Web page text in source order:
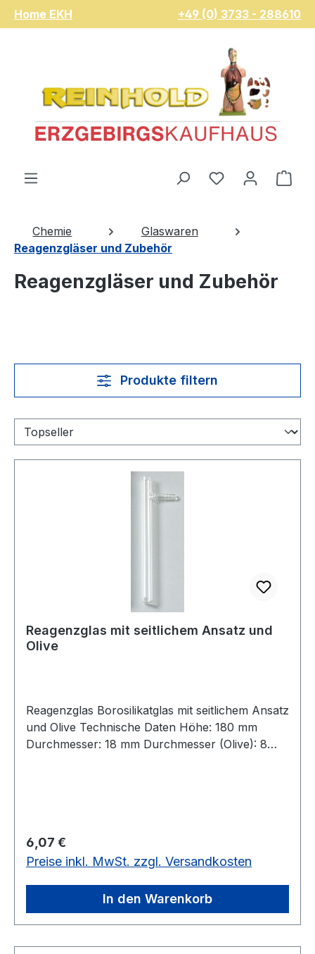
Zum Hauptinhalt springen
Home EKH +49 (0) 3733 - 288610
Du hast 0
Chemie
Glaswaren
Reagenzgläser und Zubehör
Reagenzgläser und Zubehör
Produkte filtern
Reagenzglas mit seitlichem Ansatz und
Olive
Reagenzglas Borosilikatglas mit seitlichem Ansatz
und Olive Technische Daten Höhe: 180 mm
Durchmesser: 18 mm Durchmesser (Olive): 8
Regulärer Preis:
6,07 €
Preise inkl. MwSt. zzgl. Versandkosten
In den Warenkorb